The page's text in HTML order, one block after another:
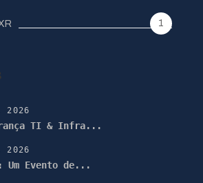
1
2026
TI & Infra...
2026
Um Evento de...